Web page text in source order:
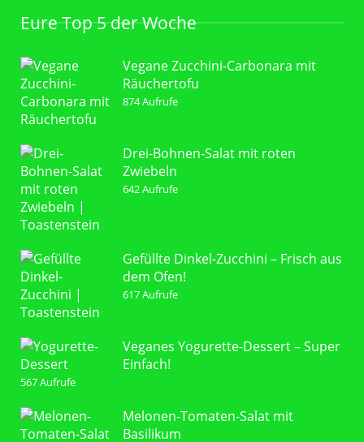
Eure Top 5 der Woche
Vegane Zucchini-Carbonara mit
Räuchertofu
874 Aufrufe
Drei-Bohnen-Salat mit roten
Zwiebeln
642 Aufrufe
Gefüllte Dinkel-Zucchini – Frisch aus
dem Ofen!
617 Aufrufe
Veganes Yogurette-Dessert – Super
Einfach!
567 Aufrufe
Melonen-Tomaten-Salat mit
Basilikum